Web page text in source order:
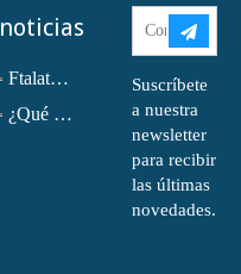
noticias
Ftalato de dioctilo (DOP) CAS NO.:117-81-7
¿Qué es la monoetanolamina (MEA)?
Suscríbete
a nuestra
newsletter
para recibir
las últimas
novedades.